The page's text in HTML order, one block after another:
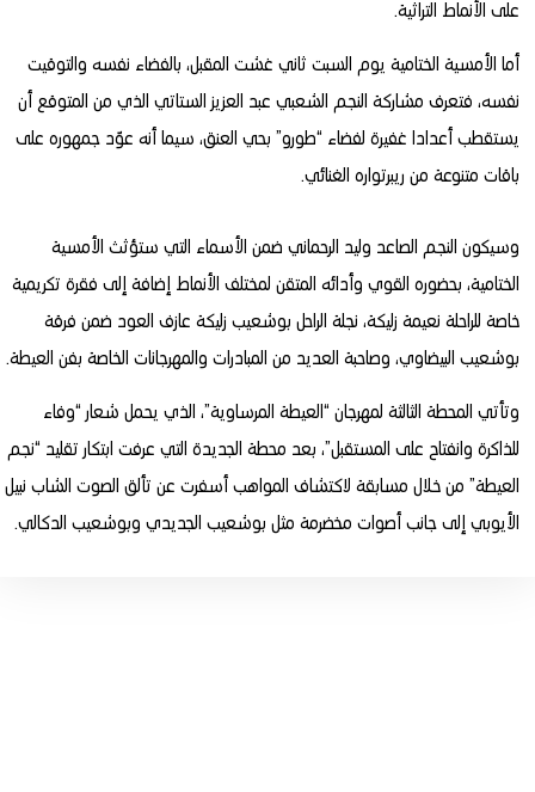
على الأنماط التراثية.
أما الأمسية الختامية يوم السبت ثاني غشت المقبل، بالفضاء نفسه والتوقيت
نفسه، فتعرف مشاركة النجم الشعبي عبد العزيز الستاتي الذي من المتوقع أن
يستقطب أعدادا غفيرة لفضاء “طورو” بحي العنق، سيما أنه عوّد جمهوره على
باقات متنوعة من ريبرتواره الغنائي.
وسيكون النجم الصاعد وليد الرحماني ضمن الأسماء التي ستؤثث الأمسية
الختامية، بحضوره القوي وأدائه المتقن لمختلف الأنماط إضافة إلى فقرة تكريمية
خاصة للراحلة نعيمة زليكة، نجلة الراحل بوشعيب زليكة عازف العود ضمن فرقة
بوشعيب البيضاوي، وصاحبة العديد من المبادرات والمهرجانات الخاصة بفن العيطة.
وتأتي المحطة الثالثة لمهرجان “العيطة المرساوية”، الذي يحمل شعار “وفاء
للذاكرة وانفتاح على المستقبل”، بعد محطة الجديدة التي عرفت ابتكار تقليد “نجم
العيطة” من خلال مسابقة لاكتشاف المواهب أسفرت عن تألق الصوت الشاب نبيل
الأيوبي إلى جانب أصوات مخضرمة مثل بوشعيب الجديدي وبوشعيب الدكالي.